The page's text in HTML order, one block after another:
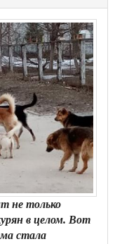
не только
в целом. Вот
стала